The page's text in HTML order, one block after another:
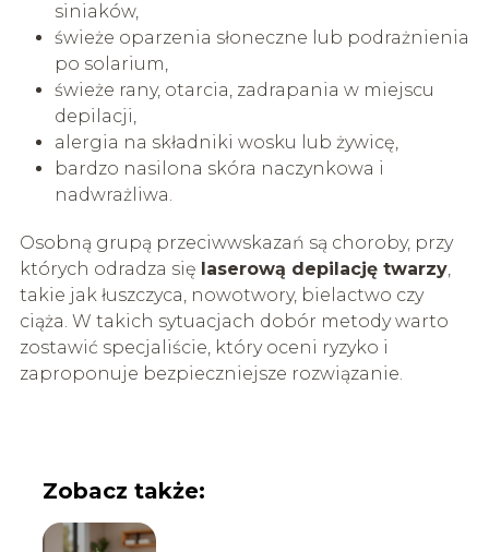
siniaków,
świeże oparzenia słoneczne lub podrażnienia
po solarium,
świeże rany, otarcia, zadrapania w miejscu
depilacji,
alergia na składniki wosku lub żywicę,
bardzo nasilona skóra naczynkowa i
nadwrażliwa.
Osobną grupą przeciwwskazań są choroby, przy
których odradza się laserową depilację twarzy,
takie jak łuszczyca, nowotwory, bielactwo czy
ciąża. W takich sytuacjach dobór metody warto
zostawić specjaliście, który oceni ryzyko i
zaproponuje bezpieczniejsze rozwiązanie.
Zobacz także: